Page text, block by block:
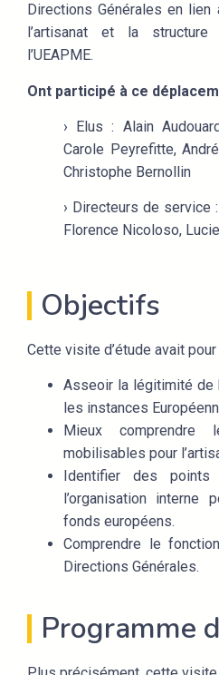
Directions Générales en
l’artisanat et la
l’UEAPME.
Ont participé à ce
› Elus : Alain
Carole Peyrefitte,
Christophe Bernollin
› Directeurs de service
Florence Nicoloso,
Objectifs
Cette visite d’étude avait
Asseoir la légitimité de
les instances
Mieux comprendre
mobilisables pour
Identifier des points
l’organisation
fonds européens.
Comprendre le
Directions Générales.
Programme